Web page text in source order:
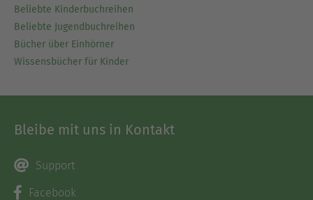
Beliebte Kinderbuchreihen
Beliebte Jugendbuchreihen
Bücher über Einhörner
Wissensbücher für Kinder
Bleibe mit uns in Kontakt
Support
Facebook